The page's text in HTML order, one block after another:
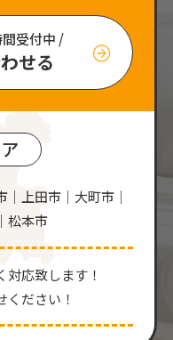
受付中 /
せる
上田市｜大町市｜
松本市
応致します！
ください！